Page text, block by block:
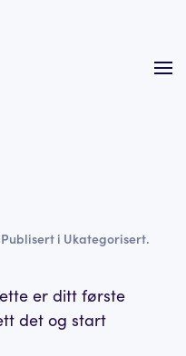
i Ukategorisert.
er ditt første
det og start